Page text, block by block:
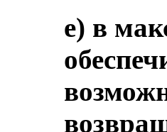
e) в